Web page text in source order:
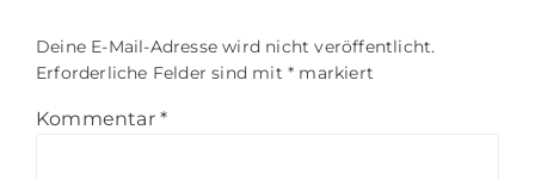
Deine E-Mail-Adresse wird nicht veröffentlicht.
Erforderliche Felder sind mit * markiert
Kommentar *